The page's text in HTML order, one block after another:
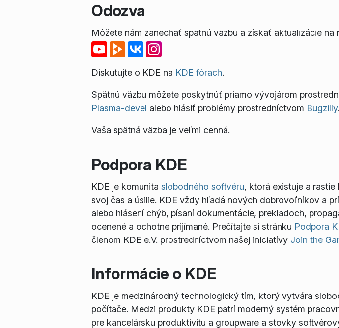
Odozva
Môžete nám zanechať spätnú väzbu a získať aktualizácie na
Diskutujte o KDE na KDE fórach.
Spätnú väzbu môžete poskytnúť priamo vývojárom
Plasma-devel alebo hlásiť problémy prostredníctvom Bugzilly
Vaša spätná väzba je veľmi cenná.
Podpora KDE
KDE je komunita slobodného softvéru, ktorá existuje a
svoj čas a úsilie. KDE vždy hľadá nových dobrovoľníkov a
alebo hlásení chýb, písaní dokumentácie, prekladoch,
ocenené a ochotne prijímané. Prečítajte si stránku Podpora
členom KDE e.V. prostredníctvom našej iniciatívy Join the
Informácie o KDE
KDE je medzinárodný technologický tím, ktorý vytvára
počítače. Medzi produkty KDE patrí moderný systém
pre kancelársku produktivitu a groupware a stovky